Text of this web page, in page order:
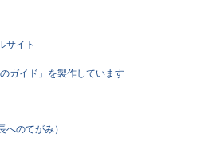
サイト
ガイド」を製作しています
へのてがみ）